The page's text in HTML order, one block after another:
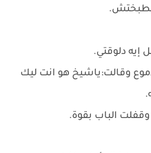
إيه دلوقتي.
وقالت:ياشيخ هو انت ليك
الباب بقوة.